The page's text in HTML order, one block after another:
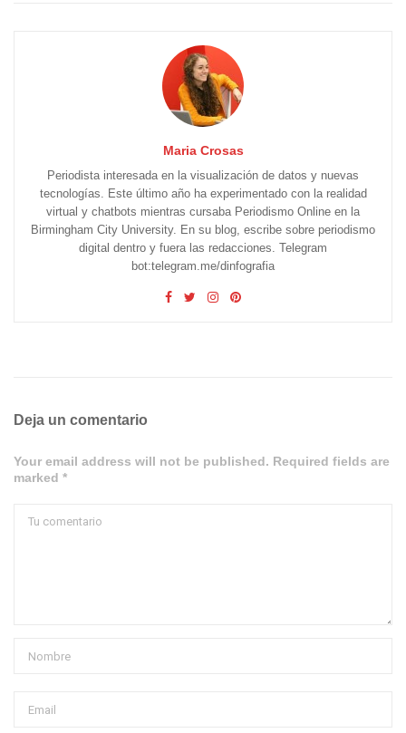
Maria Crosas
Periodista interesada en la visualización de datos y nuevas
tecnologías. Este último año ha experimentado con la realidad
virtual y chatbots mientras cursaba Periodismo Online en la
Birmingham City University. En su blog, escribe sobre periodismo
digital dentro y fuera las redacciones. Telegram
bot:telegram.me/dinfografia
Deja un comentario
Your email address will not be published. Required fields are
marked *